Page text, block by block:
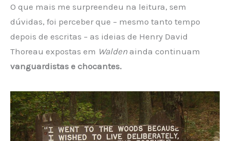
O que mais me surpreendeu na leitura, sem
dúvidas, foi perceber que – mesmo tanto tempo
depois de escritas – as ideias de Henry David
Thoreau expostas em Walden ainda continuam
vanguardistas e chocantes.